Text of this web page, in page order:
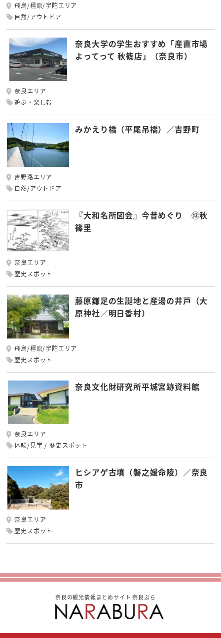
飛鳥/橿原/宇陀エリア
自然/アウトドア
奈良大学の学生おすすめ「産直市場
よってって 秋篠店」（奈良市）
奈良エリア
遊ぶ・楽しむ
みかえり橋（平尾吊橋）／吉野町
吉野路エリア
自然/アウトドア
『大和名所図会』今昔めぐり ⑫秋
篠里
奈良エリア
歴史スポット
藤原鎌足の生誕地と産湯の井戸（大
原神社／明日香村）
飛鳥/橿原/宇陀エリア
歴史スポット
奈良文化財研究所平城宮跡資料館
奈良エリア
体験/見学
歴史スポット
ヒシアゲ古墳（磐之媛命陵）／奈良
市
奈良エリア
歴史スポット
奈良の観光情報まとめサイト 奈良ぶら